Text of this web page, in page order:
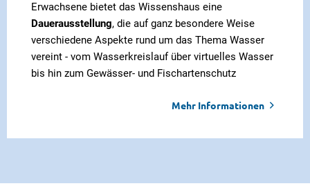
Erwachsene bietet das Wissenshaus eine
Dauerausstellung, die auf ganz besondere Weise
verschiedene Aspekte rund um das Thema Wasser
vereint - vom Wasserkreislauf über virtuelles Wasser
bis hin zum Gewässer- und Fischartenschutz
Mehr Informationen